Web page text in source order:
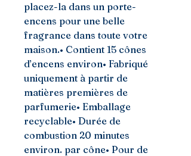
placez-la dans un porte-
encens pour une belle
fragrance dans toute votre
maison.• Contient 15 cônes
d’encens environ• Fabriqué
uniquement à partir de
matières premières de
parfumerie• Emballage
recyclable• Durée de
combustion 20 minutes
environ. par cône• Pour de